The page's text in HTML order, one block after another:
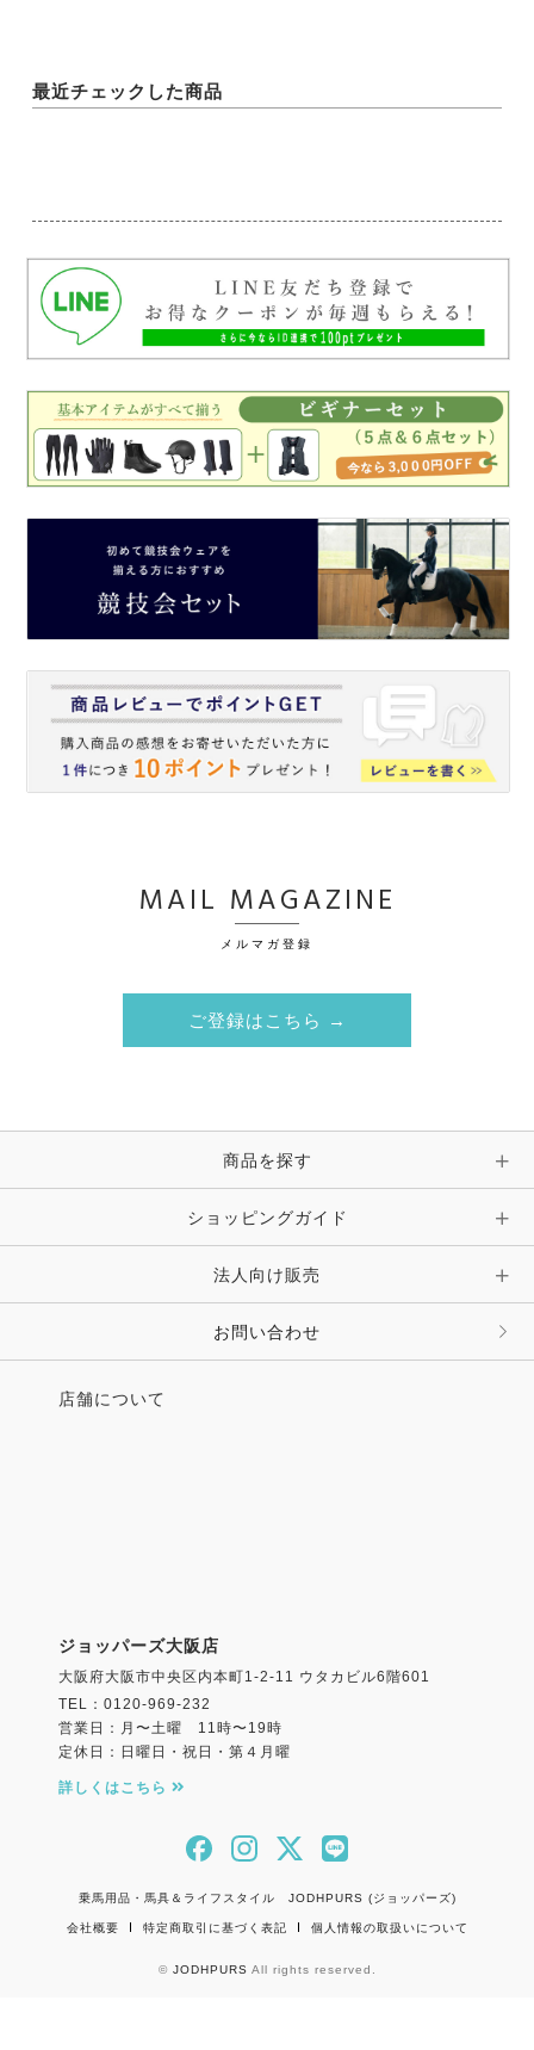
最近チェックした商品
MAIL MAGAZINE
メルマガ登録
ご登録はこちら →
商品を探す
ショッピングガイド
法人向け販売
お問い合わせ
店舗について
ジョッパーズ大阪店
大阪府大阪市中央区内本町1-2-11 ウタカビル6階601
TEL：0120-969-232
営業日：月〜土曜 11時〜19時
定休日：日曜日・祝日・第４月曜
詳しくはこちら
乗馬用品・馬具＆ライフスタイル JODHPURS (ジョッパーズ)
会社概要 特定商取引に基づく表記 個人情報の取扱いについて
© JODHPURS All rights reserved.